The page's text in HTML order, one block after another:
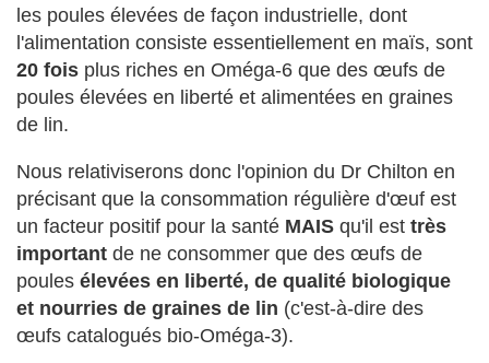
les poules élevées de façon industrielle, dont
l'alimentation consiste essentiellement en maïs, sont
20 fois plus riches en Oméga-6 que des œufs de
poules élevées en liberté et alimentées en graines
de lin.
Nous relativiserons donc l'opinion du Dr Chilton en
précisant que la consommation régulière d'œuf est
un facteur positif pour la santé MAIS qu'il est très
important de ne consommer que des œufs de
poules élevées en liberté, de qualité biologique
et nourries de graines de lin (c'est-à-dire des
œufs catalogués bio-Oméga-3).